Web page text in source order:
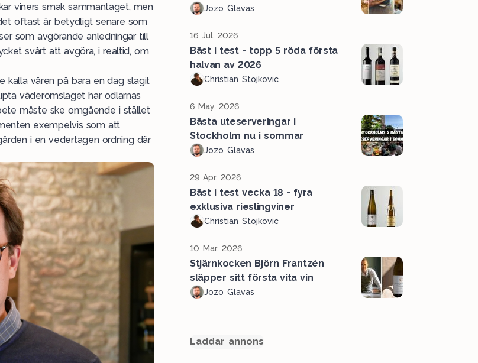
viners smak sammantaget, men
oftast är betydligt senare som
som avgörande anledningar till
svårt att avgöra, i realtid, om
kalla våren på bara en dag slagit
väderomslaget har odlarnas
måste ske omgående i stället
exempelvis som att
i en vedertagen ordning där
Jozo Glavas
16 Jul, 2026
Bäst i test - topp 5 röda första
halvan av 2026
Christian Stojkovic
6 May, 2026
Bästa uteserveringar i
Stockholm nu i sommar
Jozo Glavas
29 Apr, 2026
Bäst i test vecka 18 - fyra
exklusiva rieslingviner
Christian Stojkovic
10 Mar, 2026
Stjärnkocken Björn Frantzén
släpper sitt första vita vin
Jozo Glavas
Laddar annons